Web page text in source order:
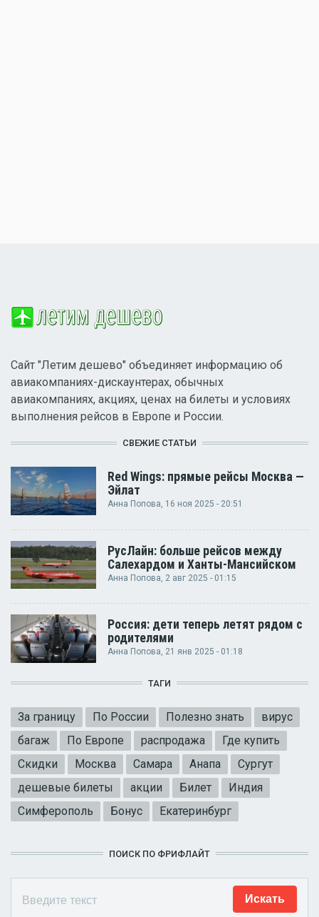
Сайт "Летим дешево" объединяет информацию об
авиакомпаниях-дискаунтерах, обычных
авиакомпаниях, акциях, ценах на билеты и условиях
выполнения рейсов в Европе и России.
СВЕЖИЕ СТАТЬИ
Red Wings: прямые рейсы Москва —
Эйлат
Анна Попова, 16 ноя 2025 - 20:51
РусЛайн: больше рейсов между
Салехардом и Ханты-Мансийском
Анна Попова , 2 авг 2025 - 01:15
Россия: дети теперь летят рядом с
родителями
Анна Попова, 21 янв 2025 - 01:18
ТАГИ
За границу По России Полезно знать
вирус
багаж
По Европе распродажа
Где купить
Скидки
Москва Самара Анапа
Сургут
дешевые билеты
акции Билет
Индия
Симферополь
Бонус Екатеринбург
ПОИСК ПО ФРИФЛАЙТ